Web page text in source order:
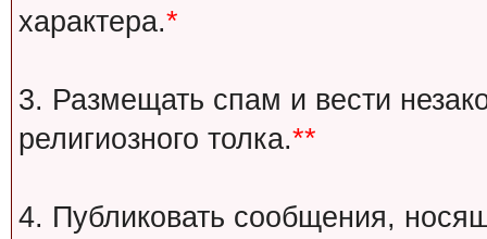
характера.*
3. Размещать спам и вести
религиозного толка.**
4. Публиковать сообщения,